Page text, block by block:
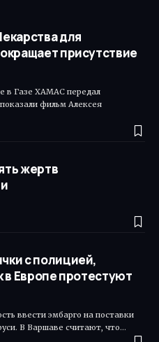
для
присутствие
в Газе ХАМАС передал
фильм Алексея
жертв
с полицией,
в Европе протестуют
ввести эмбарго на поставки
В Варшаве считают, что…